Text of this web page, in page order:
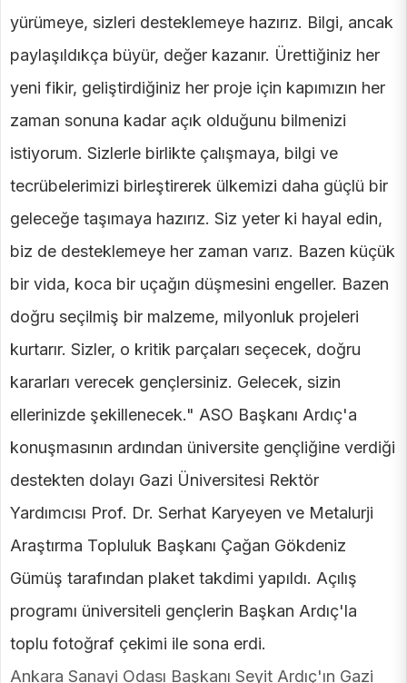
yürümeye, sizleri desteklemeye hazırız. Bilgi, ancak
paylaşıldıkça büyür, değer kazanır. Ürettiğiniz her
yeni fikir, geliştirdiğiniz her proje için kapımızın her
zaman sonuna kadar açık olduğunu bilmenizi
istiyorum. Sizlerle birlikte çalışmaya, bilgi ve
tecrübelerimizi birleştirerek ülkemizi daha güçlü bir
geleceğe taşımaya hazırız. Siz yeter ki hayal edin,
biz de desteklemeye her zaman varız. Bazen küçük
bir vida, koca bir uçağın düşmesini engeller. Bazen
doğru seçilmiş bir malzeme, milyonluk projeleri
kurtarır. Sizler, o kritik parçaları seçecek, doğru
kararları verecek gençlersiniz. Gelecek, sizin
ellerinizde şekillenecek." ASO Başkanı Ardıç'a
konuşmasının ardından üniversite gençliğine verdiği
destekten dolayı Gazi Üniversitesi Rektör
Yardımcısı Prof. Dr. Serhat Karyeyen ve Metalurji
Araştırma Topluluk Başkanı Çağan Gökdeniz
Gümüş tarafından plaket takdimi yapıldı. Açılış
programı üniversiteli gençlerin Başkan Ardıç'la
toplu fotoğraf çekimi ile sona erdi.
Ankara Sanayi Odası Başkanı Seyit Ardıç'ın Gazi